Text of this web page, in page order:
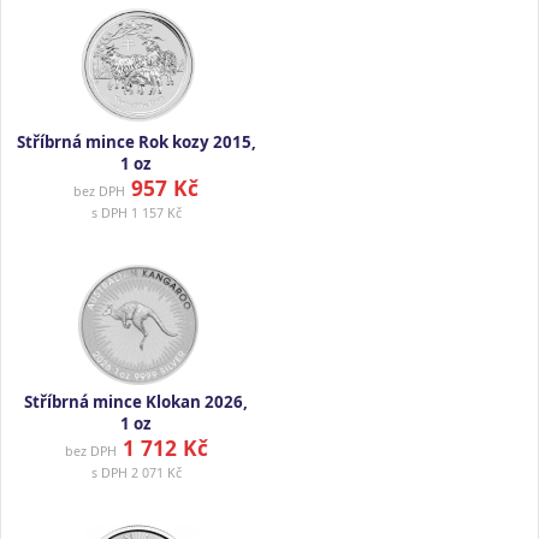
Stříbrná mince Rok kozy 2015,
1 oz
bez DPH 957 Kč
s DPH 1 157 Kč
Stříbrná mince Klokan 2026,
1 oz
bez DPH 1 712 Kč
s DPH 2 071 Kč